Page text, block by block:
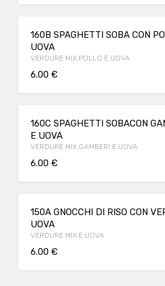
160B SPAGHETTI SOBA CON
UOVA
VERDURE MIX,POLLO E UOVA
6.00 €
160C SPAGHETTI SOBACON
E UOVA
VERDURE MIX,GAMBERI E UOVA
6.00 €
150A GNOCCHI DI RISO CON
UOVA
VERDURE MIX E UOVA
6.00 €